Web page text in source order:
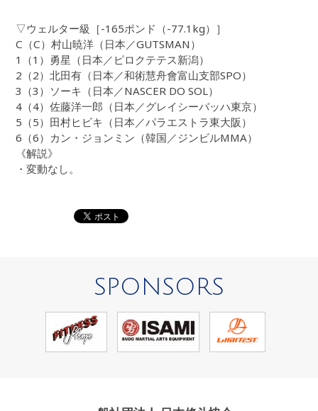
▽ウェルター級［-165ポンド（-77.1kg）］
C（C）村山暁洋（日本／GUTSMAN）
1（1）勇星（日本／ピロクテテス新潟）
2（2）北田有（日本／和術慧舟會富山支部SPO）
3（3）ソーキ（日本／NASCER DO SOL）
4（4）佐藤洋一郎（日本／グレイシーバッハ東京）
5（5）田村ヒビキ（日本／パラエストラ東大阪）
6（6）カン・ジョンミン（韓国／ジンビルMMA）
《解説》
・変動なし。
SPONSORS